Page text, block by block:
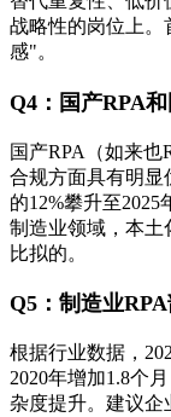
战略性的岗位上。
感"。
Q4：国产RPA
国产RPA（如来
合规方面具有明显
的12%攀升至
制造业领域，本土
比拟的。
Q5：制造业
根据行业数据，
2020年增加1.8个
杂度提升。建议企